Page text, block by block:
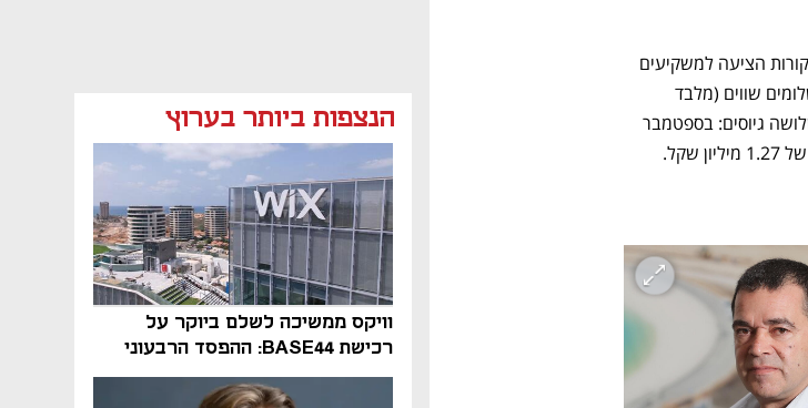
הנצפות ביותר בערוץ
וויקס ממשיכה לשלם ביוקר על
רכישת BASE44: ההפסד הרבעוני
זינק ל-76 מיליון דולר